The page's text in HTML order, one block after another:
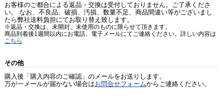
お客様のご都合による返品・交換は受付しておりません。ご了承くださ
い。 なお、不良品、破損、汚損、数量不足、商品間違い等がございまし
たら弊社送料負担にてお取り替え致します。
※返品・交換は、未開封、未使用のものに限らせて頂きます。
商品到着後1週間以内にお電話、電子メールにてご連絡ください。詳しい内容は
こちら
その他
購入後「購入内容のご確認」のメールをお送りします。
万が一メールが届かない場合はお問合せフォームからご連絡ください。